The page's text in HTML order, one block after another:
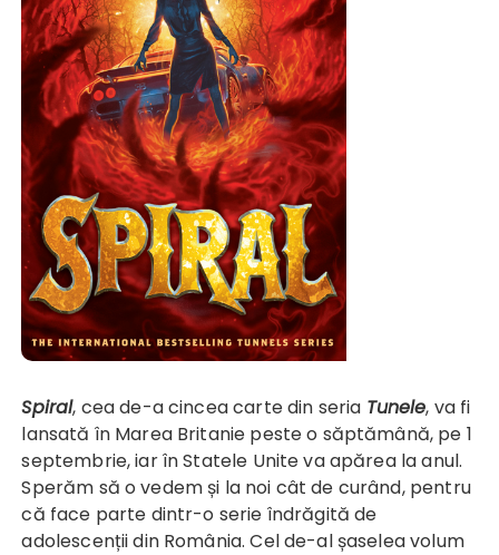
Spiral, cea de-a cincea carte din seria Tunele, va fi
lansată în Marea Britanie peste o săptămână, pe 1
septembrie, iar în Statele Unite va apărea la anul.
Sperăm să o vedem și la noi cât de curând, pentru
că face parte dintr-o serie îndrăgită de
adolescenții din România. Cel de-al șaselea volum